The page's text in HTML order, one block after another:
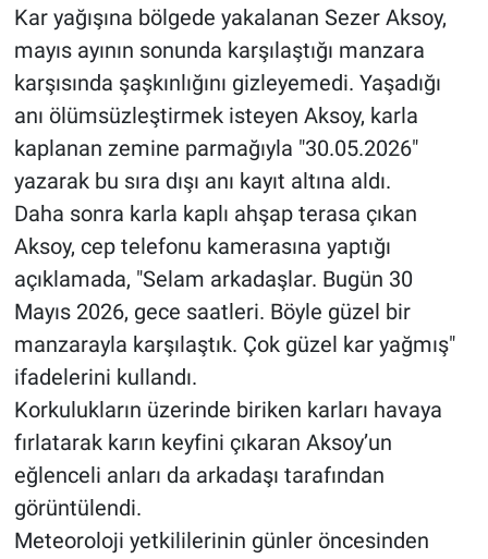
Kar yağışına bölgede yakalanan Sezer Aksoy,
mayıs ayının sonunda karşılaştığı manzara
karşısında şaşkınlığını gizleyemedi. Yaşadığı
anı ölümsüzleştirmek isteyen Aksoy, karla
kaplanan zemine parmağıyla "30.05.2026"
yazarak bu sıra dışı anı kayıt altına aldı.
Daha sonra karla kaplı ahşap terasa çıkan
Aksoy, cep telefonu kamerasına yaptığı
açıklamada, "Selam arkadaşlar. Bugün 30
Mayıs 2026, gece saatleri. Böyle güzel bir
manzarayla karşılaştık. Çok güzel kar yağmış"
ifadelerini kullandı.
Korkulukların üzerinde biriken karları havaya
fırlatarak karın keyfini çıkaran Aksoy’un
eğlenceli anları da arkadaşı tarafından
görüntülendi.
Meteoroloji yetkililerinin günler öncesinden